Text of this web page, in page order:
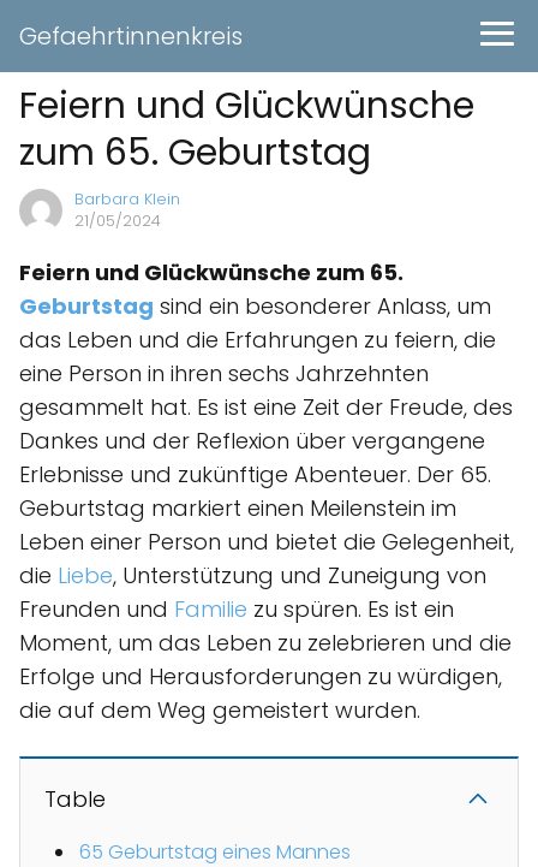
Gefaehrtinnenkreis
Feiern und Glückwünsche
zum 65. Geburtstag
Barbara Klein
21/05/2024
Feiern und Glückwünsche zum 65.
Geburtstag sind ein besonderer Anlass, um
das Leben und die Erfahrungen zu feiern, die
eine Person in ihren sechs Jahrzehnten
gesammelt hat. Es ist eine Zeit der Freude, des
Dankes und der Reflexion über vergangene
Erlebnisse und zukünftige Abenteuer. Der 65.
Geburtstag markiert einen Meilenstein im
Leben einer Person und bietet die Gelegenheit,
die Liebe, Unterstützung und Zuneigung von
Freunden und Familie zu spüren. Es ist ein
Moment, um das Leben zu zelebrieren und die
Erfolge und Herausforderungen zu würdigen,
die auf dem Weg gemeistert wurden.
Table
65 Geburtstag eines Mannes